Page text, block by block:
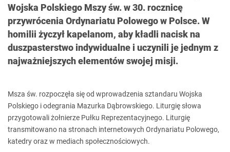
Wojska Polskiego Mszy św. w 30. rocznicę
przywrócenia Ordynariatu Polowego w Polsce. W
homilii życzył kapelanom, aby kładli nacisk na
duszpasterstwo indywidualne i uczynili je jednym z
najważniejszych elementów swojej misji.
Msza św. rozpoczęła się od wprowadzenia sztandaru Wojska
Polskiego i odegrania Mazurka Dąbrowskiego. Liturgię słowa
przygotowali żołnierze Pułku Reprezentacyjnego. Liturgię
transmitowano na stronach internetowych Ordynariatu Polowego,
katedry oraz w mediach społecznościowych.